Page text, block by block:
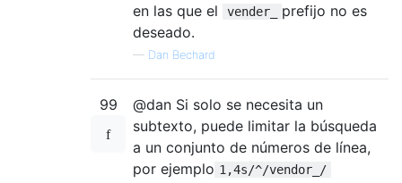
en las que el
vender_
prefijo no es
deseado.
— Dan Bechard
99
@dan Si solo se necesita un
subtexto, puede limitar la búsqueda
a un conjunto de números de línea,
por ejemplo 1,4s/^/vendor_/